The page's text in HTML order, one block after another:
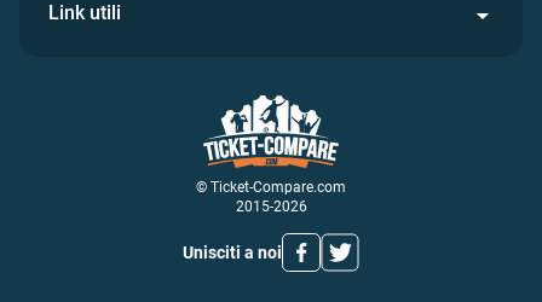
© Ticket-Compare.com
2015-2026
Unisciti a noi
Link utili